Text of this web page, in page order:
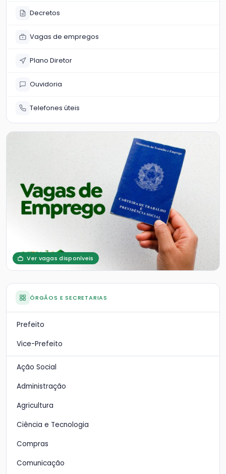
Decretos
Vagas de empregos
Plano Diretor
Ouvidoria
Telefones úteis
Ver vagas disponíveis
ÓRGÃOS E SECRETARIAS
Prefeito
Vice-Prefeito
Ação Social
Administração
Agricultura
Ciência e Tecnologia
Compras
Comunicação